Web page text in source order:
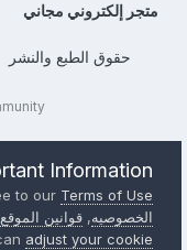
متجر إلكتروني مجاني
حقوق الطبع والنشر
Information
to ourTerms of Use
الخصوصيه, قوانين الموقع
canadjust your cookie